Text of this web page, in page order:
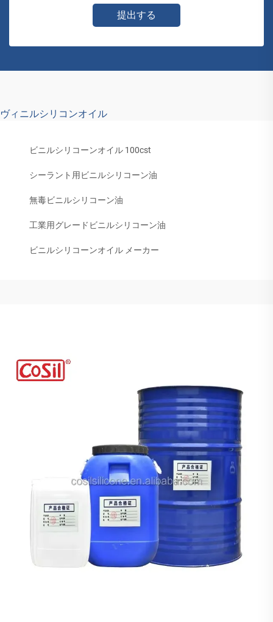
提出する
ヴィニルシリコンオイル
ビニルシリコーンオイル 100cst
シーラント用ビニルシリコーン油
無毒ビニルシリコーン油
工業用グレードビニルシリコーン油
ビニルシリコーンオイル メーカー